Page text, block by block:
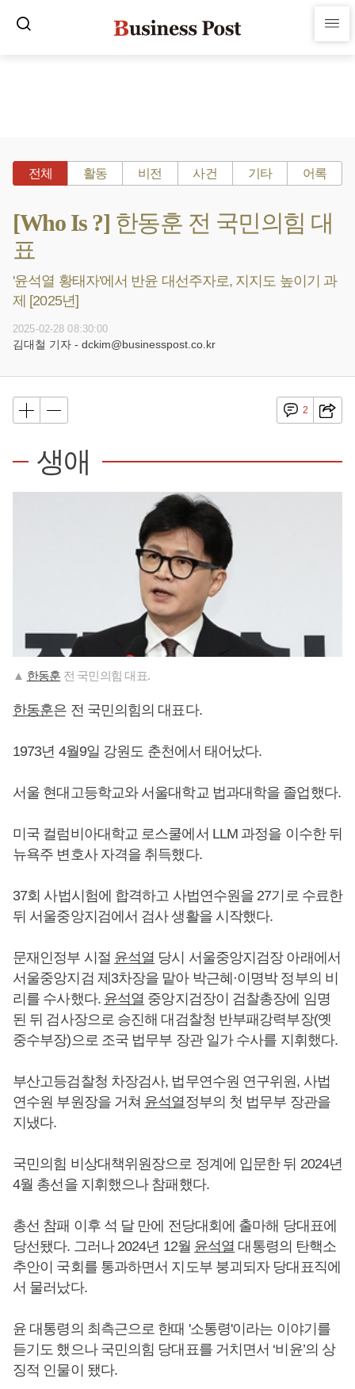
전체 활동 비전 사건 기타 어록
[Who Is ?] 한동훈 전 국민의힘 대
표
'윤석열 황태자'에서 반윤 대선주자로, 지지도 높이기 과
제 [2025년]
2025-02-28 08:30:00
김대철 기자 - dckim@businesspost.co.kr
2
생애
▲ 한동훈 전 국민의힘 대표.
한동훈은 전 국민의힘의 대표다.
1973년 4월9일 강원도 춘천에서 태어났다.
서울 현대고등학교와 서울대학교 법과대학을 졸업했다.
미국 컬럼비아대학교 로스쿨에서 LLM 과정을 이수한 뒤
뉴욕주 변호사 자격을 취득했다.
37회 사법시험에 합격하고 사법연수원을 27기로 수료한
뒤 서울중앙지검에서 검사 생활을 시작했다.
문재인정부 시절 윤석열 당시 서울중앙지검장 아래에서
서울중앙지검 제3차장을 맡아 박근혜·이명박 정부의 비
리를 수사했다. 윤석열 중앙지검장이 검찰총장에 임명
된 뒤 검사장으로 승진해 대검찰청 반부패강력부장(옛
중수부장)으로 조국 법무부 장관 일가 수사를 지휘했다.
부산고등검찰청 차장검사, 법무연수원 연구위원, 사법
연수원 부원장을 거쳐 윤석열 정부의 첫 법무부 장관을
지냈다.
국민의힘 비상대책위원장으로 정계에 입문한 뒤 2024년
4월 총선을 지휘했으나 참패했다.
총선 참패 이후 석 달 만에 전당대회에 출마해 당대표에
당선됐다. 그러나 2024년 12월 윤석열 대통령의 탄핵소
추안이 국회를 통과하면서 지도부 붕괴되자 당대표직에
서 물러났다.
윤 대통령의 최측근으로 한때 '소통령'이라는 이야기를
듣기도 했으나 국민의힘 당대표를 거치면서 ‘비윤’의 상
징적 인물이 됐다.